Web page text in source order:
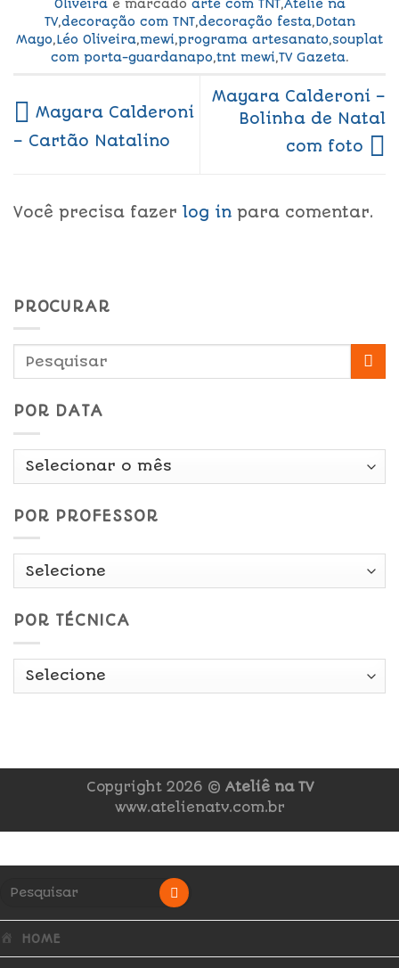
Oliveirae marcado arte com TNT,Ateliê na
TV,decoração com TNT,decoração festa,Dotan
Mayo,Léo Oliveira,mewi,programa artesanato,souplat
com porta-guardanapo,tnt mewi,TV Gazeta.
Mayara Calderoni
– Cartão Natalino
Mayara Calderoni –
Bolinha de Natal
com foto
Você precisa fazer log in para comentar.
PROCURAR
POR DATA
Por
POR PROFESSOR
POR TÉCNICA
Copyright 2026 © Ateliê na TV
www.atelienatv.com.br
HOME